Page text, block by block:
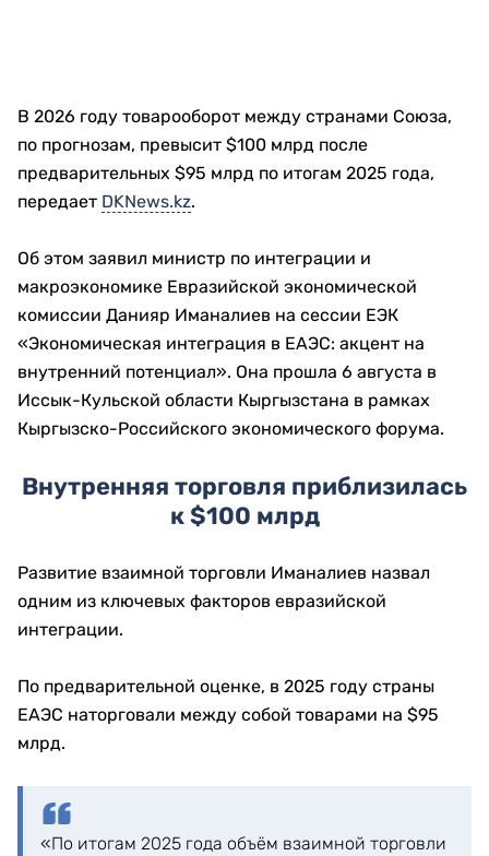
В 2026 году товарооборот между странами Союза,
по прогнозам, превысит $100 млрд после
предварительных $95 млрд по итогам 2025 года,
передает DKNews.kz.
Об этом заявил министр по интеграции и
макроэкономике Евразийской экономической
комиссии Данияр Иманалиев на сессии ЕЭК
«Экономическая интеграция в ЕАЭС: акцент на
внутренний потенциал». Она прошла 6 августа в
Иссык-Кульской области Кыргызстана в рамках
Кыргызско-Российского экономического форума.
Внутренняя торговля приблизилась
к $100 млрд
Развитие взаимной торговли Иманалиев назвал
одним из ключевых факторов евразийской
интеграции.
По предварительной оценке, в 2025 году страны
ЕАЭС наторговали между собой товарами на $95
млрд.
«По итогам 2025 года объём взаимной торговли